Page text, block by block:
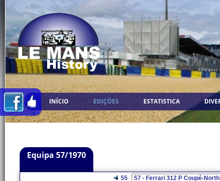
INÍCIO EDIÇÕES ESTATISTICA
Equipa 57/1970
55